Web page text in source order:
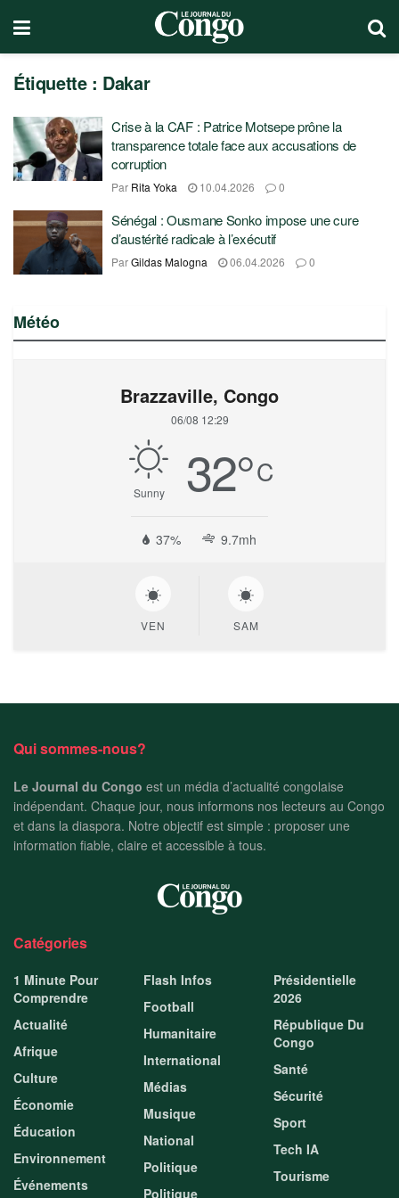
Étiquette : Dakar
Crise à la CAF : Patrice Motsepe prône la
transparence totale face aux accusations de
corruption
Par Rita Yoka 10.04.2026 0
Sénégal : Ousmane Sonko impose une cure
d’austérité radicale à l’exécutif
ParGildas Malogna 06.04.2026 0
Météo
Brazzaville, Congo
06/08 12:29
Sunny 32°C
37% 9.7mh
VEN SAM
Qui sommes-nous?
Le Journal du Congo est un média d’actualité congolaise
indépendant. Chaque jour, nous informons nos lecteurs au Congo
et dans la diaspora. Notre objectif est simple : proposer une
information fiable, claire et accessible à tous.
Catégories
1 Minute Pour
Comprendre
Actualité
Afrique
Culture
Économie
Éducation
Environnement
Événements
Flash Infos
Football
Humanitaire
International
Médias
Musique
National
Politique
Politique
Présidentielle
2026
République Du
Congo
Santé
Sécurité
Sport
Tech IA
Tourisme